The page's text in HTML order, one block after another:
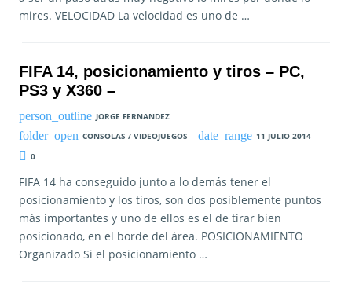
mires. VELOCIDAD La velocidad es uno de …
FIFA 14, posicionamiento y tiros – PC,
PS3 y X360 –
JORGE FERNANDEZ
CONSOLAS / VIDEOJUEGOS
11 JULIO 2014
0
FIFA 14 ha conseguido junto a lo demás tener el
posicionamiento y los tiros, son dos posiblemente puntos
más importantes y uno de ellos es el de tirar bien
posicionado, en el borde del área. POSICIONAMIENTO
Organizado Si el posicionamiento …